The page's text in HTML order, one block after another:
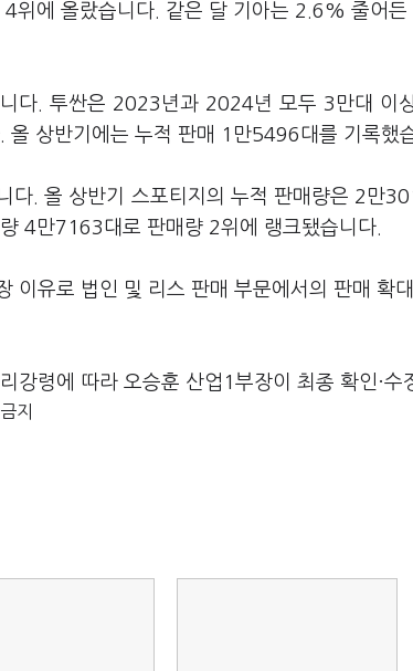
위에 올랐습니다. 같은 달 기아는 2.6% 줄어
다. 투싼은 2023년과 2024년 모두 3만대 이
상반기에는 누적 판매 1만5496대를 기록했
다. 올 상반기 스포티지의 누적 판매량은 2만
4만7163대로 판매량 2위에 랭크됐습니다.
이유로 법인 및 리스 판매 부문에서의 판매 확
강령에 따라 오승훈 산업1부장이 최종 확인·수
지